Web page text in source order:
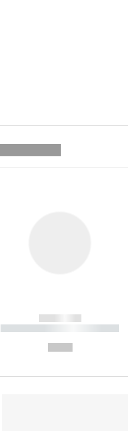
------------
----------- ----------- ----------